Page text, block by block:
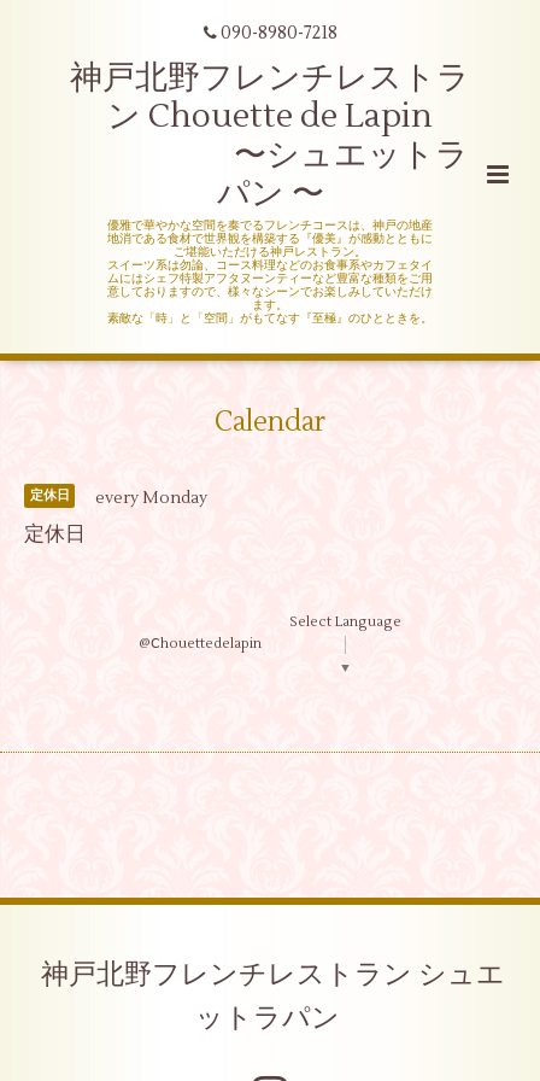
090-8980-7218
神戸北野フレンチレストラ
ン Chouette de Lapin
〜シュエットラ
パン 〜
優雅で華やかな空間を奏でるフレンチコースは、神戸の地産
地消である食材で世界観を構築する『優美』が感動とともに
ご堪能いただける神戸レストラン。
スイーツ系は勿論、コース料理などのお食事系やカフェタイ
ムにはシェフ特製アフタヌーンティーなど豊富な種類をご用
意しておりますので、様々なシーンでお楽しみしていただけ
ます。
素敵な「時」と「空間」がもてなす『至極』のひとときを。
Calendar
定休日 every Monday
定休日
@Ⅽhouettedelapin
Select Language
▼
神戸北野フレンチレストラン シュエ
ットラパン